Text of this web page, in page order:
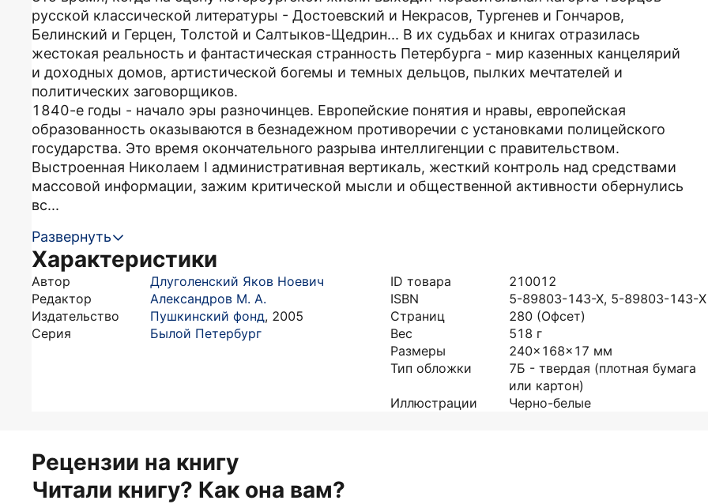
русской классической литературы - Достоевский и Некрасов, Тургенев и Гончаров,
Белинский и Герцен, Толстой и Салтыков-Щедрин... В их судьбах и книгах отразилась
жестокая реальность и фантастическая странность Петербурга - мир казенных канцелярий
и доходных домов, артистической богемы и темных дельцов, пылких мечтателей и
политических заговорщиков.
1840-е годы - начало эры разночинцев. Европейские понятия и нравы, европейская
образованность оказываются в безнадежном противоречии с установками полицейского
государства. Это время окончательного разрыва интеллигенции с правительством.
Выстроенная Николаем I административная вертикаль, жесткий контроль над средствами
массовой информации, зажим критической мысли и общественной активности обернулись
вс...
Развернуть
Характеристики
Автор
Длуголенский Яков Ноевич
Редактор
Александров М. А.
Издательство
Пушкинский фонд, 2005
Серия
Былой Петербург
ID товара
210012
ISBN
5-89803-143-X, 5-89803-143-Х
Страниц
280 (Офсет)
Вес
518 г
Размеры
240x168x17 мм
Тип обложки
7Б - твердая (плотная бумага
или картон)
Иллюстрации
Черно-белые
Рецензии на книгу
Читали книгу? Как она вам?